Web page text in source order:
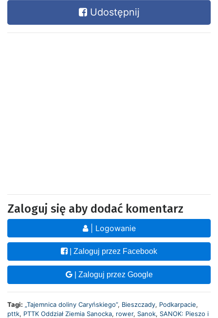
Udostępnij
Zaloguj się aby dodać komentarz
| Logowanie
| Zaloguj przez Facebook
| Zaloguj przez Google
Tagi: „Tajemnica doliny Caryńskiego”, Bieszczady, Podkarpacie,
pttk, PTTK Oddział Ziemia Sanocka, rower, Sanok, SANOK: Pieszo i